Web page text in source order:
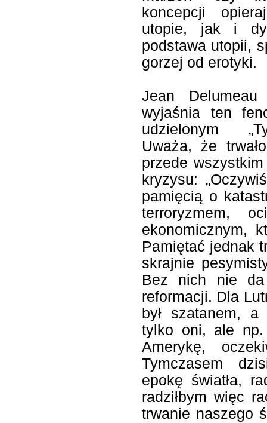
koncepcji
utopie, jak i
podstawa utopii,
gorzej od erotyki.
Jean
wyjaśnia ten
udzielonym
Uważa, że
przede
kryzysu:
pamięcią o
terroryzmem,
ekonomicznym,
Pamiętać jednak
skrajnie
Bez nich nie da
reformacji. Dla
był szatanem,
tylko oni, ale np.
Amerykę,
Tymczasem
epokę światła,
radziłbym więc
trwanie naszego